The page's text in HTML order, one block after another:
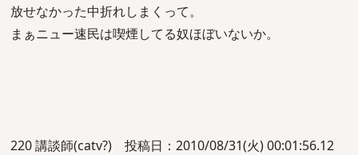
放せなかった中折れしまくって。
まぁニュー速民は喫煙してる奴ほぼいないか。
220 講談師(catv?) 投稿日：2010/08/31(火) 00:01:56.12